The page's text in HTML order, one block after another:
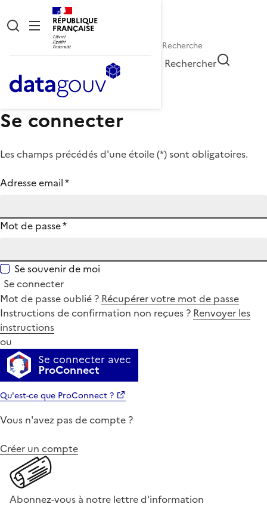
RÉPUBLIQUE
FRANÇAISE
Rechercher
Se connecter
Les champs précédés d'une étoile (*) sont obligatoires.
Adresse email*
Mot de passe*
Se souvenir de moi
Se connecter
Mot de passe oublié ? Récupérer votre mot de passe
Instructions de confirmation non reçues ? Renvoyer les
instructions
ou
Se connecter avec
ProConnect
Qu'est-ce que ProConnect ?
Vous n'avez pas de compte ?
Créer un compte
Abonnez-vous à notre lettre d'information